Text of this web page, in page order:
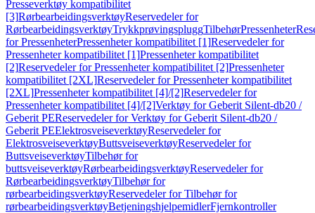
Presseverktøy kompatibilitet
[3]RørbearbeidingsverktøyReservedeler for
RørbearbeidingsverktøyTrykkprøvingspluggTilbehørPressenheter
for PressenheterPressenheter kompatibilitet [1]Reservedeler for
Pressenheter kompatibilitet [1]Pressenheter kompatibilitet
[2]Reservedeler for Pressenheter kompatibilitet [2]Pressenheter
kompatibilitet [2XL]Reservedeler for Pressenheter kompatibilitet
[2XL]Pressenheter kompatibilitet [4]/[2]Reservedeler for
Pressenheter kompatibilitet [4]/[2]Verktøy for Geberit Silent-db20 /
Geberit PEReservedeler for Verktøy for Geberit Silent-db20 /
Geberit PEElektrosveiseverktøyReservedeler for
ElektrosveiseverktøyButtsveiseverktøyReservedeler for
ButtsveiseverktøyTilbehør for
buttsveiseverktøyRørbearbeidingsverktøyReservedeler for
RørbearbeidingsverktøyTilbehør for
rørbearbeidingsverktøyReservedeler for Tilbehør for
rørbearbeidingsverktøyBetjeningshjelpemidlerFjernkontroller